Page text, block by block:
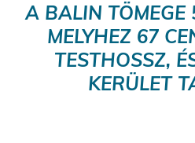
A BALIN TÖMEGE
MELYHEZ 67
TESTHOSSZ,
KERÜLET